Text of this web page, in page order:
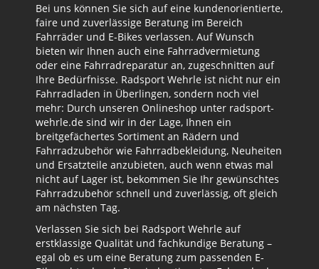
Bei uns können Sie sich auf eine kundenorientierte,
faire und zuverlässige Beratung im Bereich
Fahrräder und E-Bikes verlassen. Auf Wunsch
bieten wir Ihnen auch eine Fahrradvermietung
oder eine Fahrradreparatur an, zugeschnitten auf
Ihre Bedürfnisse. Radsport Wehrle ist nicht nur ein
Fahrradladen in Überlingen, sondern noch viel
mehr: Durch unseren Onlineshop unter radsport-
wehrle.de sind wir in der Lage, Ihnen ein
breitgefächertes Sortiment an Rädern und
Fahrradzubehör wie Fahrradbekleidung, Neuheiten
und Ersatzteile anzubieten, auch wenn etwas mal
nicht auf Lager ist, bekommen Sie Ihr gewünschtes
Fahrradzubehör schnell und zuverlässig, oft gleich
am nächsten Tag.
Verlassen Sie sich bei Radsport Wehrle auf
erstklassige Qualität und fachkundige Beratung –
egal ob es um eine Beratung zum passenden E-